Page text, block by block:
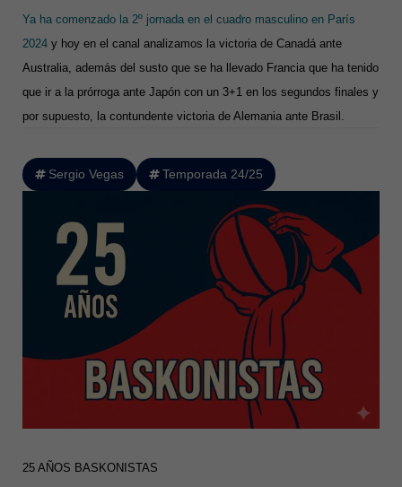
Ya ha comenzado la 2º jornada en el cuadro masculino en París
2024 y hoy en el canal analizamos la victoria de Canadá ante
Australia, además del susto que se ha llevado Francia que ha tenido
que ir a la prórroga ante Japón con un 3+1 en los segundos finales y
por supuesto, la contundente victoria de Alemania ante Brasil.
Sergio Vegas Temporada 24/25
25 AÑOS BASKONISTAS